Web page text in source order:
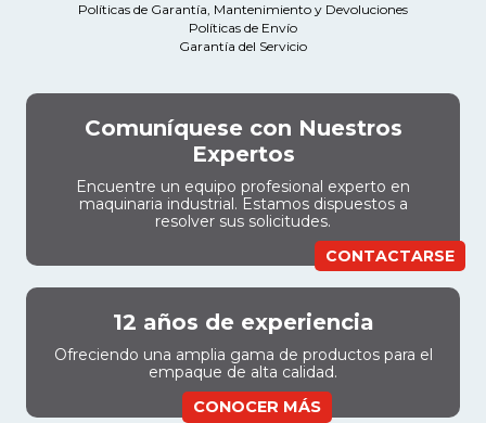
Políticas de Garantía, Mantenimiento y Devoluciones
Políticas de Envío
Garantía del Servicio
Comuníquese con Nuestros
Expertos
Encuentre un equipo profesional experto en
maquinaria industrial. Estamos dispuestos a
resolver sus solicitudes.
CONTACTARSE
12 años de experiencia
Ofreciendo una amplia gama de productos para el
empaque de alta calidad.
CONOCER MÁS